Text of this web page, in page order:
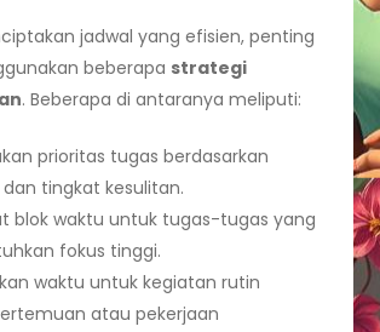
jadwal yang efisien, penting
beberapa strategi
. Beberapa di antaranya meliputi:
prioritas tugas berdasarkan
tingkat kesulitan.
blok waktu untuk tugas-tugas yang
fokus tinggi.
waktu untuk kegiatan rutin
atau pekerjaan